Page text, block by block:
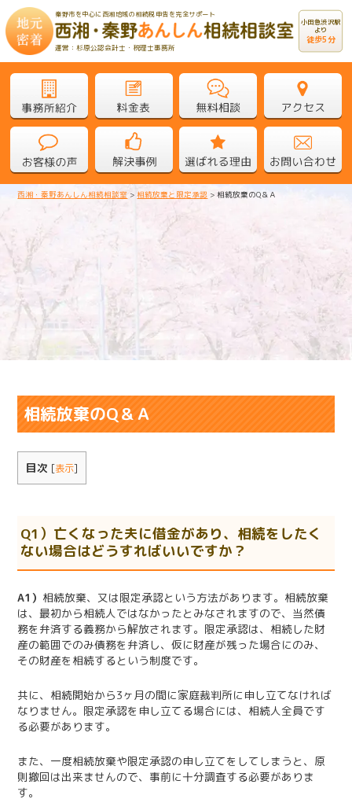
秦野市を中心に西湘地域の相続税申告を完全サポート
運営：杉原公認会計士・税理士事務所
小田急渋沢駅
より
徒歩5分
西湘・秦野あんしん相続相談室 >相続放棄と限定承認 >相続放棄のQ＆Ａ
相続放棄のQ＆Ａ
相続放棄のQ＆Ａ
目次 [表示]
Q1）亡くなった夫に借金があり、相続をしたく
ない場合はどうすればいいですか？
A1） 相続放棄、又は限定承認という方法があります。相続放棄
は、最初から相続人ではなかったとみなされますので、当然債
務を弁済する義務から解放されます。限定承認は、相続した財
産の範囲でのみ債務を弁済し、仮に財産が残った場合にのみ、
その財産を相続するという制度です。
共に、相続開始から3ヶ月の間に家庭裁判所に申し立てなければ
なりません。限定承認を申し立てる場合には、相続人全員です
る必要があります。
また、一度相続放棄や限定承認の申し立てをしてしまうと、原
則撤回は出来ませんので、事前に十分調査する必要がありま
す。